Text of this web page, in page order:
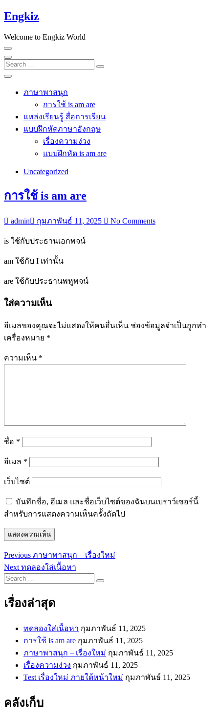
Skip
to
Engkiz
Welcome to Engkiz World
Search
…
ภาษาพาสนุก
การใช้ is am are
แหล่งเรียนรู้ สื่อการเรียน
แบบฝึกหัดภาษาอังกฤษ
เรื่องความง่วง
แบบฝึกหัด is am are
Uncategorized
การใช้ is am are
admin กุมภาพันธ์ 11, 2025 No Comments
is ใช้กับประธานเอกพจน์
am ใช้กับ I เท่านั้น
are ใช้กับประธานพหูพจน์
ใส่ความเห็น
อีเมลของคุณจะไม่แสดงให้คนอื่นเห็น ช่องข้อมูลจำเป็นถูกทำ
เครื่องหมาย *
ความเห็น *
ชื่อ *
อีเมล *
เว็บไซต์
บันทึกชื่อ, อีเมล และชื่อเว็บไซต์ของฉันบนเบราว์เซอร์นี้
สำหรับการแสดงความเห็นครั้งถัดไป
แนะแนว
เรื่อง
Previous Previous
post:
ภาษาพาสนุก – เรื่องใหม่
Next Next
post:
ทดลองใส่เนื้อหา
Search
…
เรื่องล่าสุด
ทดลองใส่เนื้อหา กุมภาพันธ์ 11, 2025
การใช้ is am are กุมภาพันธ์ 11, 2025
ภาษาพาสนุก – เรื่องใหม่ กุมภาพันธ์ 11, 2025
เรื่องความง่วง กุมภาพันธ์ 11, 2025
Test เรื่องใหม่ ภายใต้หน้าใหม่ กุมภาพันธ์ 11, 2025
คลังเก็บ